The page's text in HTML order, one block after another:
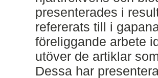
presenterades i
refererats till i
föreliggande arbete
utöver de artiklar
Dessa har